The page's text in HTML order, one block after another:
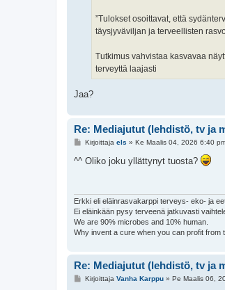
”Tulokset osoittavat, että
täysjyväviljan ja terveellisten
Tutkimus vahvistaa kasvavaa
terveyttä laajasti
Jaa?
Re: Mediajutut (lehdistö, tv ja
V
e
Kirjoittaja els » Ke Maalis 04, 2026 6:40
^^ Oliko joku yllättynyt tuosta?
Erkki eli eläinrasvakarppi terveys- eko- ja
Ei eläinkään pysy terveenä jatkuvasti
We are 90% microbes and 10% human.
Why invent a cure when you can profit from
Re: Mediajutut (lehdistö, tv ja
VKirjoittaja Vanha Karppu» Pe Maalis 06,